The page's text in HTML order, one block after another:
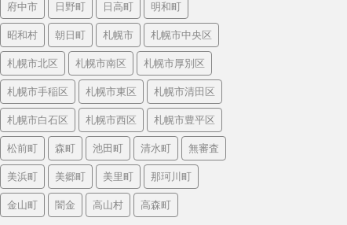
府中市 日野町 日高町 明和町
昭和村 朝日町 札幌市 札幌市中央区
札幌市北区 札幌市南区 札幌市厚別区
札幌市手稲区 札幌市東区 札幌市清田区
札幌市白石区 札幌市西区 札幌市豊平区
松前町 森町 池田町 清水町 無審査
美浜町 美郷町 美里町 那珂川町
金山町 闇金 高山村 高森町